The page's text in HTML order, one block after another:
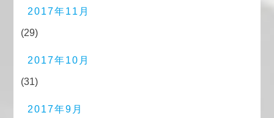
2017年11月
(29)
2017年10月
(31)
2017年9月